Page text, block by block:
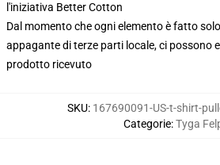
l'iniziativa Better Cotton
Dal momento che ogni elemento è fatto
appagante di terze parti locale, ci possono
prodotto ricevuto
SKU: 167690091-US-t-shirt-
Categorie:Tyga